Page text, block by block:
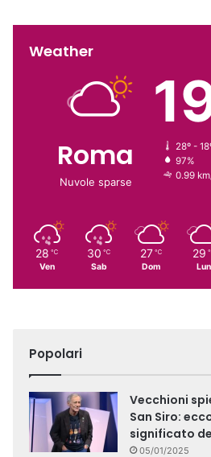
Weather
Roma
Nuvole sparse
28º -
97%
0.99
28 ℃
Ven
30 ℃
Sab
27 ℃
Dom
29
Lun
Popolari
Vecchioni
San Siro:
significato
05/01/2025